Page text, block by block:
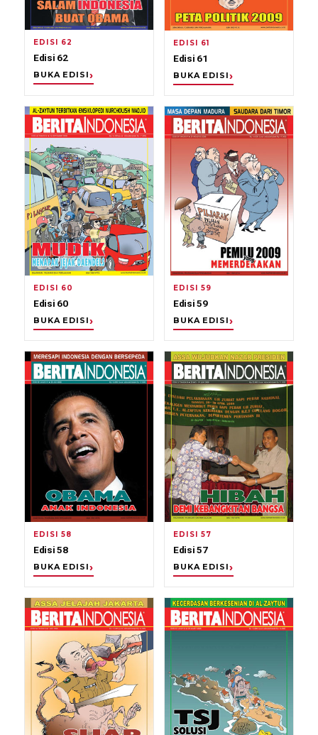
EDISI 62
Edisi 62
BUKA EDISI
EDISI 61
Edisi 61
BUKA EDISI
EDISI 60
Edisi 60
BUKA EDISI
EDISI 59
Edisi 59
BUKA EDISI
EDISI 58
Edisi 58
BUKA EDISI
EDISI 57
Edisi 57
BUKA EDISI